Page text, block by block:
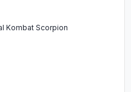
Kombat Scorpion